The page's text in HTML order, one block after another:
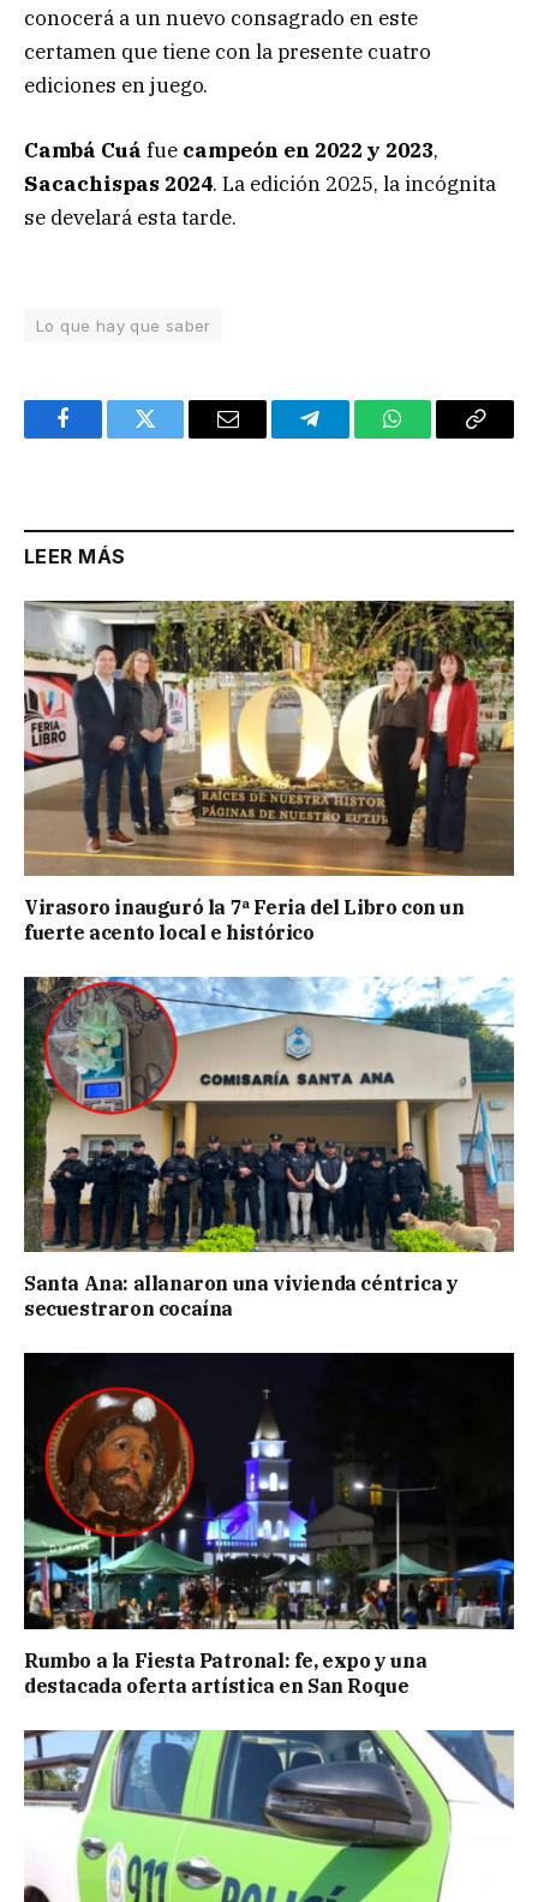
conocerá a un nuevo consagrado en este
certamen que tiene con la presente cuatro
ediciones en juego.
Cambá Cuá fue campeón en 2022 y 2023,
Sacachispas 2024. La edición 2025, la incógnita
se develará esta tarde.
Lo que hay que saber
FacebookTwitter Email TelegramWhatsAppCopy
LEER MÁS
Virasoro inauguró la 7ª Feria del Libro con un
fuerte acento local e histórico
Santa Ana: allanaron una vivienda céntrica y
secuestraron cocaína
Rumbo a la Fiesta Patronal: fe, expo y una
destacada oferta artística en San Roque